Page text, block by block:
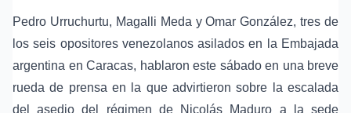
Pedro Urruchurtu, Magalli Meda y Omar González, tres de
los seis opositores venezolanos asilados en la Embajada
argentina en Caracas, hablaron este sábado en una breve
rueda de prensa en la que advirtieron sobre la escalada
del asedio del régimen de Nicolás Maduro a la sede